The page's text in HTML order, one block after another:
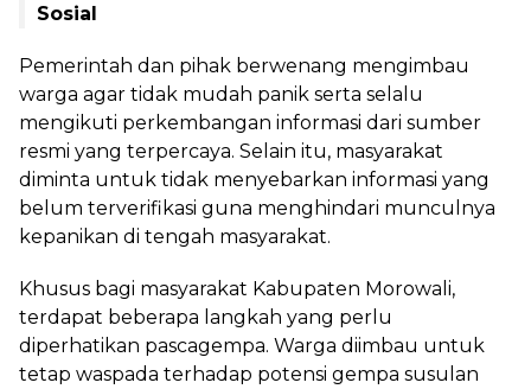
Sosial
Pemerintah dan pihak berwenang mengimbau
warga agar tidak mudah panik serta selalu
mengikuti perkembangan informasi dari sumber
resmi yang terpercaya. Selain itu, masyarakat
diminta untuk tidak menyebarkan informasi yang
belum terverifikasi guna menghindari munculnya
kepanikan di tengah masyarakat.
Khusus bagi masyarakat Kabupaten Morowali,
terdapat beberapa langkah yang perlu
diperhatikan pascagempa. Warga diimbau untuk
tetap waspada terhadap potensi gempa susulan